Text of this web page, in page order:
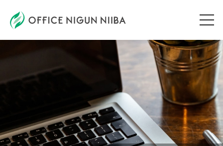
AUDITION
ARTIST
TOPICS